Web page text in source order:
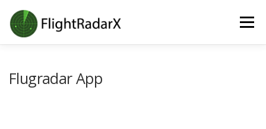
Direkt
zum
Inhalt
Menü
Flugradar App